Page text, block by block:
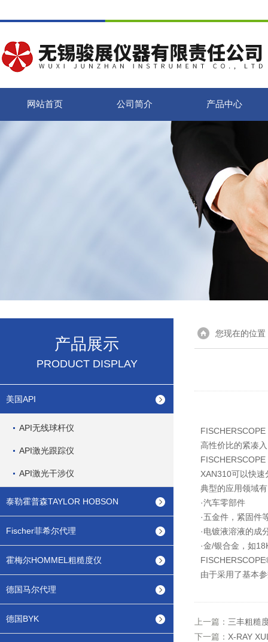
网站首页 公司简介 产品中心
产品展示
PRODUCT DISPLAY
美国API
API无线球杆仪
API激光跟踪仪
API激光干涉仪
泰勒霍普森TAYLOR HOBSON
Fischer菲希尔代理
霍梅尔HOMMEL粗糙度仪
德国马尔代理
德国BYK
您现在的位置
高性价比的紧凑
XAN310可以快
典型的应用领域
·汽车零部件
·五金件，紧固件
·电镀液溶液的成
·金/银合金，如
由于采用了基本
上一篇： 三丰粗糙
下一篇： X-RAY